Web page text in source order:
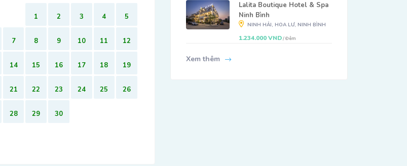
1 2 3 4 5
7 8 9 10 11 12
14 15 16 17 18 19
21 22 23 24 25 26
28 29 30
Lalita Boutique Hotel & Spa
Ninh Bình
NINH HẢI, HOA LƯ, NINH BÌNH
1.234.000 VND/ Đêm
Xem thêm